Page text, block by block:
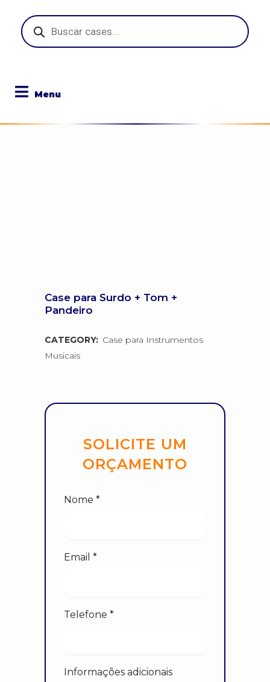
Pesquisar
produtos
Case para Surdo + Tom +
Pandeiro
CATEGORY: Case para Instrumentos
Musicais
SOLICITE UM
ORÇAMENTO
Nome *
Email *
Telefone *
Informações adicionais